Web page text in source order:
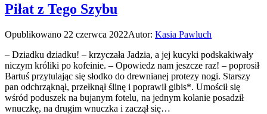
Piłat z Tego Szybu
Opublikowano 22 czerwca 2022Autor: Kasia Pawluch
– Dziadku dziadku! – krzyczała Jadzia, a jej kucyki podskakiwały
niczym króliki po kofeinie. – Opowiedz nam jeszcze raz! – poprosił
Bartuś przytulając się słodko do drewnianej protezy nogi. Starszy
pan odchrząknął, przełknął ślinę i poprawił gibis*. Umościł się
wśród poduszek na bujanym fotelu, na jednym kolanie posadził
wnuczkę, na drugim wnuczka i zaczął się…